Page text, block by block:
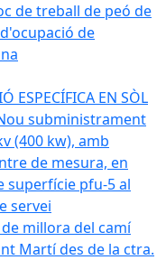
de treball de peó de
de
ESPECÍFICA EN SÒL
subministrament
(400 kw), amb
de mesura, en
superfície pfu-5 al
servei
millora del camí
Martí des de la ctra.